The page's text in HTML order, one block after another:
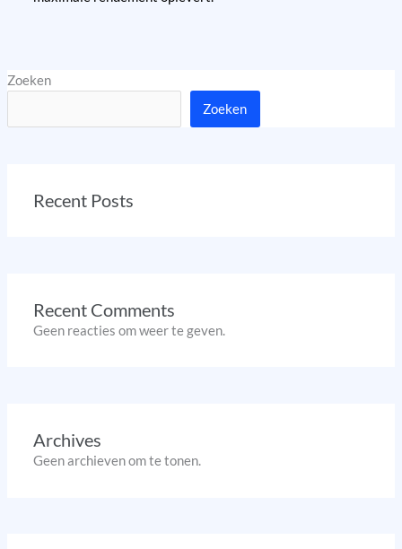
Zoeken
Zoeken
Recent Posts
Recent Comments
Geen reacties om weer te geven.
Archives
Geen archieven om te tonen.